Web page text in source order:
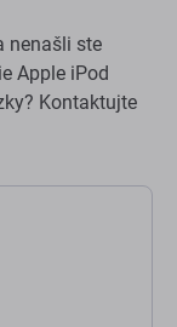
nenašli ste
Apple iPod
Kontaktujte